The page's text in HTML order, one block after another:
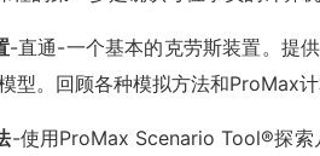
-直通-一个基本的克劳斯装置。提
型。回顾各种模拟方法和ProMax计
-使用ProMax Scenario Tool®探索